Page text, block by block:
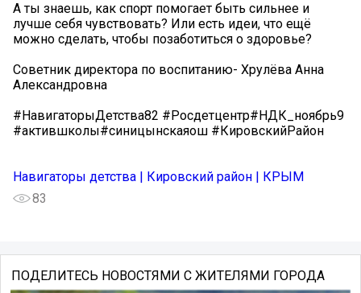
А ты знаешь, как спорт помогает быть сильнее и
лучше себя чувствовать? Или есть идеи, что ещё
можно сделать, чтобы позаботиться о здоровье?
Советник директора по воспитанию- Хрулёва Анна
Александровна
#НавигаторыДетства82 #Росдетцентр#НДК_ноябрь9
#актившколы#синицынскаяош #КировскийРайон
Навигаторы детства | Кировский район | КРЫМ
83
ПОДЕЛИТЕСЬ НОВОСТЯМИ С ЖИТЕЛЯМИ ГОРОДА